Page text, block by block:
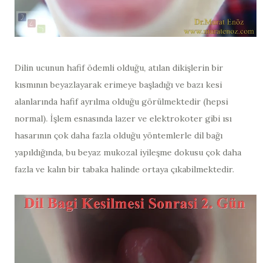
Dilin ucunun hafif ödemli olduğu, atılan dikişlerin bir
kısmının beyazlayarak erimeye başladığı ve bazı kesi
alanlarında hafif ayrılma olduğu görülmektedir (hepsi
normal). İşlem esnasında lazer ve elektrokoter gibi ısı
hasarının çok daha fazla olduğu yöntemlerle dil bağı
yapıldığında, bu beyaz mukozal iyileşme dokusu çok daha
fazla ve kalın bir tabaka halinde ortaya çıkabilmektedir.